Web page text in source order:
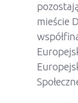
mieście